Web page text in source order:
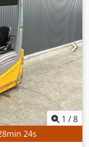
1 /8
min 21s